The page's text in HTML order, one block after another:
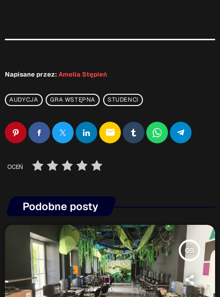
Napisane przez: Amelia Stępień
AUDYCJA GRA WSTĘPNA STUDENCI
email
OCEŃ
Podobne posty
insert_link